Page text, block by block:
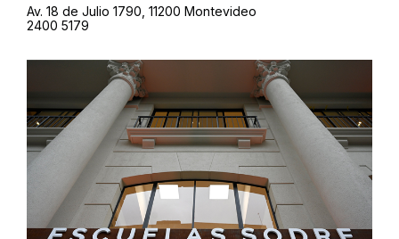
Av. 18 de Julio 1790, 11200 Montevideo
2400 5179